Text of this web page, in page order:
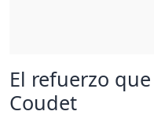
El refuerzo
Coudet